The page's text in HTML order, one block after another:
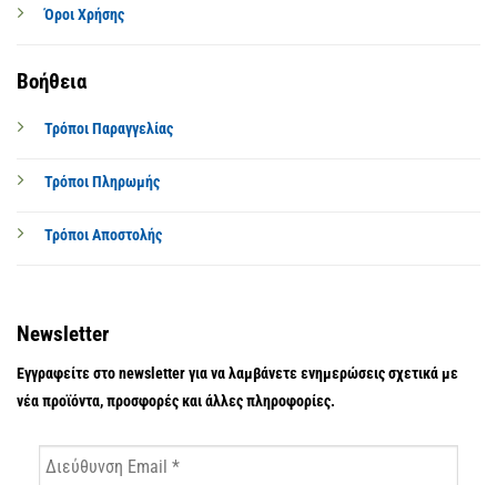
Όροι Χρήσης
Βοήθεια
Τρόποι Παραγγελίας
Τρόποι Πληρωμής
Τρόποι Αποστολής
Newsletter
Εγγραφείτε στο newsletter για να λαμβάνετε ενημερώσεις σχετικά με
νέα προϊόντα, προσφορές και άλλες πληροφορίες.